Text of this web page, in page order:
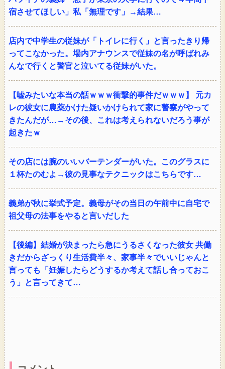
宿させてほしい」私「無理です」→結果…
店内で中学生の従妹が「トイレに行く」と言ったきり帰
ってこなかった。場内アナウンスで従妹の名が呼ばれみ
んなで行くと警官と泣いてる従妹がいた。
【嘘みたいな本当の話ｗｗｗ衝撃的事件だｗｗｗ】 元カ
レの彼女に農薬かけた疑いかけられて家に警察がやって
きたんだが…→その後、これは考えられないだろう事が
起きたｗ
その店には腕のいいバーテンダーがいた。このグラスに
１杯たのむよ→彼の見事なテクニックはこちらです…
義弟が秋に挙式予定。義母がその当日の午前中に自宅で
祖父母の法事をやると言いだした
【後編】結婚が決まったら急にうるさくなった彼女 共働
きだからざっくり生活費半々、家事半々でいいじゃんと
言っても「妊娠したらどうするか考えて話し合っておこ
う」と言ってきて…